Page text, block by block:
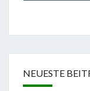
NEUESTE